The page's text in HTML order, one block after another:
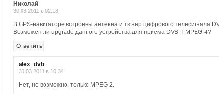
Николай:
30.03.2011 в 02:18
В GPS-навигаторе встроены антенна и тюнер цифрового телесигнала
Возможен ли upgrade данного устройства для приема DVB-T MPEG-4?
Ответить
alex_dvb:
30.03.2011 в 10:34
Нет, не возможно, только MPEG-2.